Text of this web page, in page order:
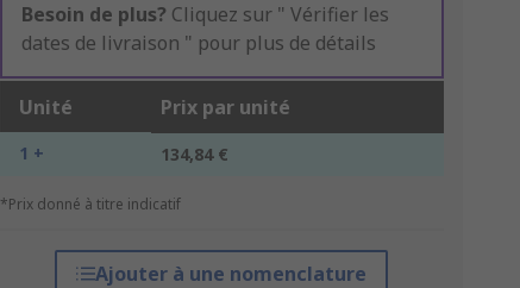
Besoin de plus? Cliquez sur " Vérifier les
dates de livraison " pour plus de détails
Unité Prix par unité
1 + 134,84 €
*Prix donné à titre indicatif
Ajouter à une nomenclature